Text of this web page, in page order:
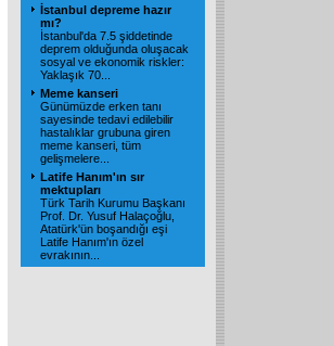
İstanbul depreme hazır
mı?
İstanbul'da 7.5 şiddetinde
deprem olduğunda oluşacak
sosyal ve ekonomik riskler:
Yaklaşık 70...
Meme kanseri
Günümüzde erken tanı
sayesinde tedavi edilebilir
hastalıklar grubuna giren
meme kanseri, tüm
gelişmelere...
Latife Hanım'ın sır
mektupları
Türk Tarih Kurumu Başkanı
Prof. Dr. Yusuf Halaçoğlu,
Atatürk'ün boşandığı eşi
Latife Hanım'ın özel
evrakının...